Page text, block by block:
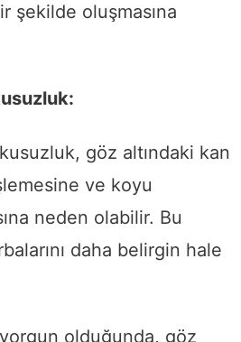
şekilde oluşmasına
göz altındaki kan
ve koyu
neden olabilir. Bu
daha belirgin hale
olduğunda, göz